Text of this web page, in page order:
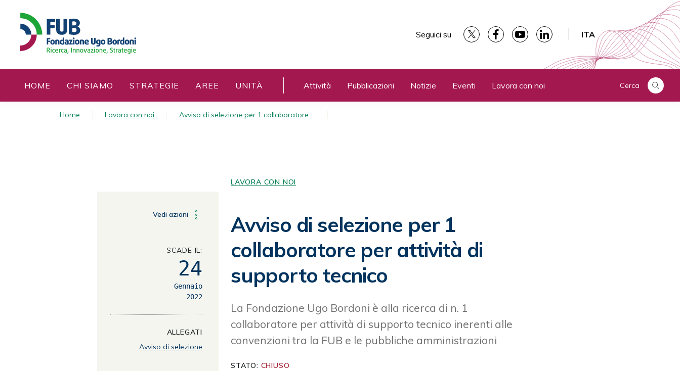
o
n
Seguici su ITA
HOME CHI SIAMO STRATEGIE AREE UNITÀ Attività Pubblicazioni Notizie Eventi Lavora con noi Cerca
Home Lavora con noi Avviso di selezione per 1 collaboratore …
LAVORA CON NOI
Avviso di selezione per 1
collaboratore per attività di
supporto tecnico
La Fondazione Ugo Bordoni è alla ricerca di n. 1
collaboratore per attività di supporto tecnico inerenti alle
convenzioni tra la FUB e le pubbliche amministrazioni
STATO: CHIUSO
Vedi azioni
SCADE IL:
24
Gennaio
2022
ALLEGATI
Avviso di selezione